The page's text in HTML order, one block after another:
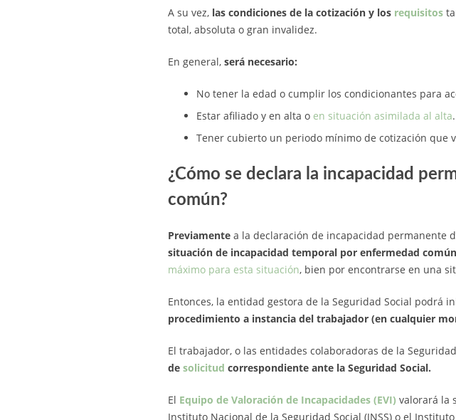
A su vez, las condiciones de la cotización y los requisitos
total, absoluta o gran invalidez.
En general, será necesario:
No tener la edad o cumplir los condicionantes para
Estar afiliado y en alta o en situación asimilada al alta.
Tener cubierto un periodo mínimo de cotización que
¿Cómo se declara la incapacidad
común?
Previamente a la declaración de incapacidad permanente
situación de incapacidad temporal por enfermedad
máximo para esta situación, bien por encontrarse en una
Entonces, la entidad gestora de la Seguridad Social podrá
procedimiento a instancia del trabajador (en cualquier
El trabajador, o las entidades colaboradoras de la
de solicitud correspondiente ante la Seguridad Social.
El Equipo de Valoración de Incapacidades (EVI) valorará la
Instituto Nacional de la Seguridad Social (INSS) o el